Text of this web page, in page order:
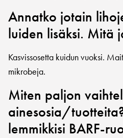
Annatko jotain
luiden lisäksi. Mitä
Kasvissosetta kuidun vuoksi.
mikrobeja.
Miten paljon
ainesosia/
lemmikkisi BARF-